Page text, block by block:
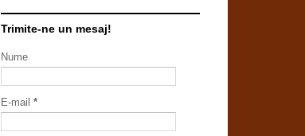
Trimite-ne un mesaj!
Nume
E-mail *